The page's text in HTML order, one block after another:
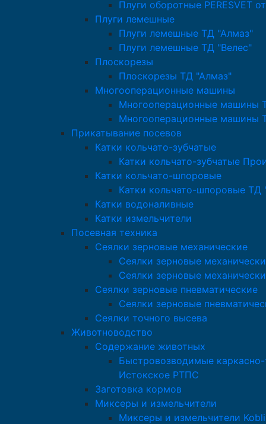
Плуги оборотные PERESVET
Плуги лемешные
Плуги лемешные ТД "Алмаз"
Плуги лемешные ТД "Велес"
Плоскорезы
Плоскорезы ТД "Алмаз"
Многооперационные машины
Многооперационные машины
Многооперационные машины
Прикатывание посевов
Катки кольчато-зубчатые
Катки кольчато-зубчатые
Катки кольчато-шпоровые
Катки кольчато-шпоровые ТД
Катки водоналивные
Катки измельчители
Посевная техника
Сеялки зерновые механические
Сеялки зерновые
Сеялки зерновые
Сеялки зерновые пневматические
Сеялки зерновые
Сеялки точного высева
Животноводство
Содержание животных
Быстровозводимые
Истокское РТПС
Заготовка кормов
Миксеры и измельчители
Миксеры и измельчители